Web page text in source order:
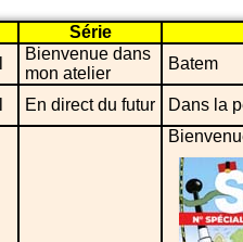
Série
Bienvenue dans
mon atelier
Batem
En direct du futur Dans la